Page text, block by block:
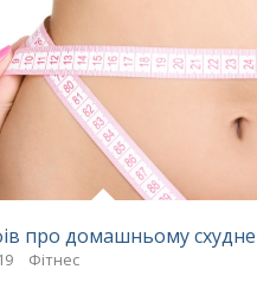
про домашньому
Фітнес